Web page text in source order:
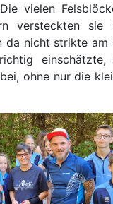
vielen
versteckten sie
da nicht strikte am
einschätzte,
ohne nur die